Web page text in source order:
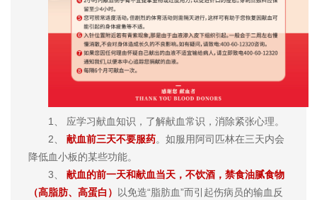
1、 应学习献血知识，了解献血常识，消除紧张心理。
2、 献血前三天不要服药。如服用阿司匹林在三天内会
降低血小板的某些功能。
3、 献血的前一天和献血当天，不饮酒，禁食油腻食物
（高脂肪、高蛋白）
以免造“脂肪血”而引起伤病员的输血反